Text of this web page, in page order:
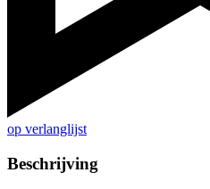
op verlanglijst
Beschrijving